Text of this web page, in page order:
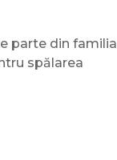
parte din familia
spălarea